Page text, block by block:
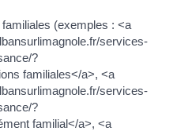
(exemples : <a
services-
?
familiales</a>, <a
services-
?
familial</a>, <a